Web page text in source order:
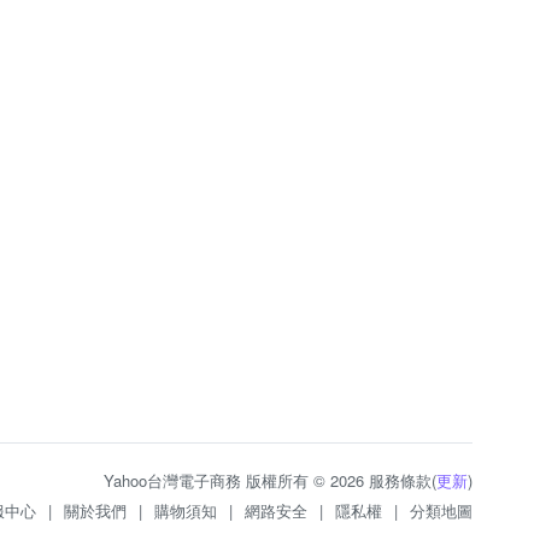
Yahoo台灣電子商務 版權所有 © 2026 服務條款(更新)
中心 | 關於我們 | 購物須知 | 網路安全 | 隱私權 | 分類地圖